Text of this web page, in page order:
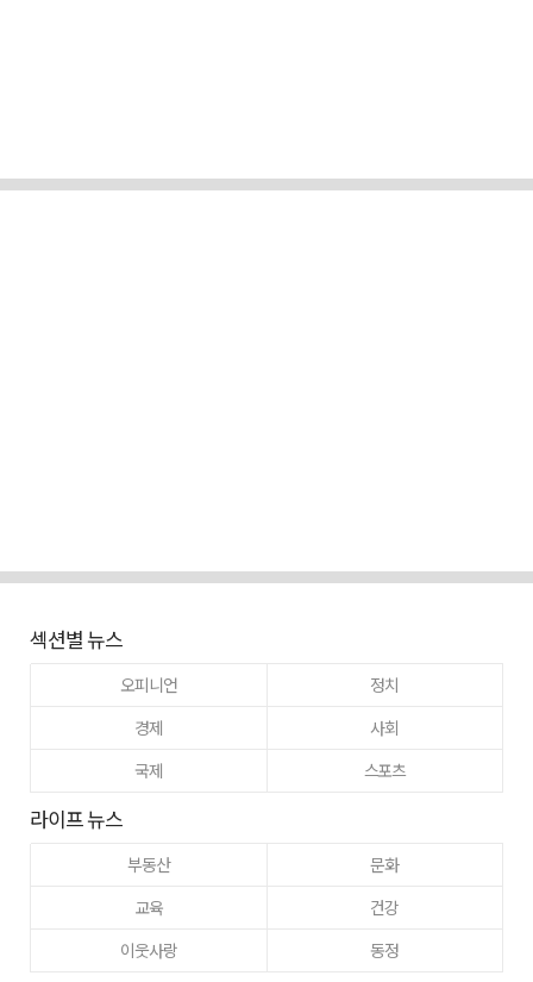
섹션별 뉴스
오피니언
정치
경제
사회
국제
스포츠
라이프 뉴스
부동산
문화
교육
건강
이웃사랑
동정